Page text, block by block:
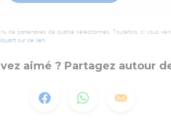
de partenaires de qualité sélectionnés. Toutefois, si vous
sur ce lien.
aimé ? Partagez autour